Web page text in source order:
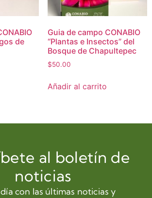
de
Guia de campo CONABIO
“Plantas e Insectos” del
Bosque de Chapultepec
$50.00
Añadir al carrito
al boletín de
noticias
con las últimas noticias y